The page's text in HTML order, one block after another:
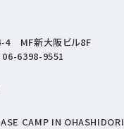
4 MF新大阪ビル8F
6398-9551
CAMP IN OHASHIDORI